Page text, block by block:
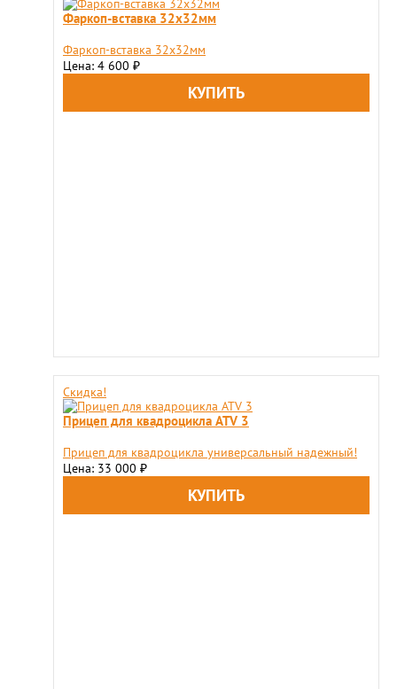
Фаркоп-вставка 32х32мм
Фаркоп-вставка 32х32мм
Цена: 4 600 ₽
Скидка!
Прицеп для квадроцикла ATV 3
Прицеп для квадроцикла универсальный надежный!
Цена: 33 000 ₽